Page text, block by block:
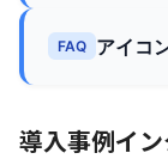
FAQ アイコ
導入事例イ